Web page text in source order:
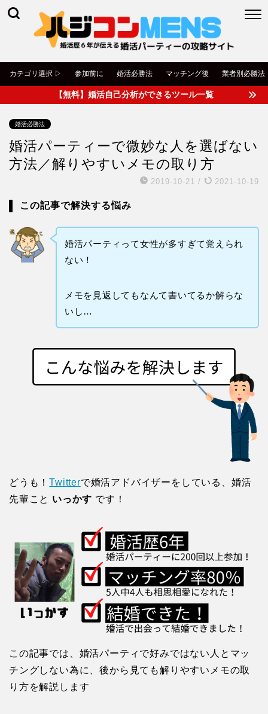
カテゴリ選択 ▷ 参加前に 婚活必勝法 マッチング後 業者別必勝法
【無料】婚活自己分析ができるツール一覧
婚活必勝法
婚活パーティーで微妙な人を選ばない
方法／解りやすいメモの取り方
2019-10-21 / 2021-10-19
この記事で解決する悩み
婚活パーティって女性が多すぎて覚えられ
ない！
メモを見返してもなんて書いてるか解らな
いし…
どうも！Twitterで婚活アドバイザーをしている、婚活
先輩こと いっかす です！
この記事では、婚活パーティで好みではない人とマッ
チングしない為に、後から見ても解りやすいメモの取
り方を解説します